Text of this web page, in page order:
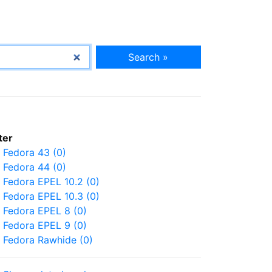
Search »
Fedora 43 (0)
Fedora 44 (0)
Fedora EPEL 10.2 (0)
Fedora EPEL 10.3 (0)
Fedora EPEL 8 (0)
Fedora EPEL 9 (0)
Fedora Rawhide (0)